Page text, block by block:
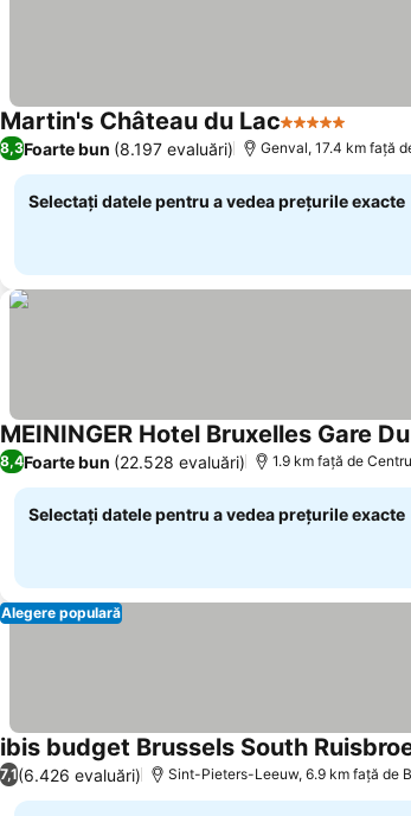
Martin's Château du Lac5 Stele
8,3Foarte bun (8.197 evaluări) Genval, 17.4 km faţă
Selectați datele pentru a vedea prețurile exacte
MEININGER Hotel Bruxelles Gare
8,4Foarte bun (22.528 evaluări) 1.9 km faţă de Centru
Selectați datele pentru a vedea prețurile exacte
Alegere populară
ibis budget Brussels South
7,1(6.426 evaluări) Sint-Pieters-Leeuw, 6.9 km faţă de